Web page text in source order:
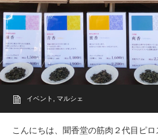
イベント , マルシェ
こんにちは、聞香堂の筋肉２代目ピロ